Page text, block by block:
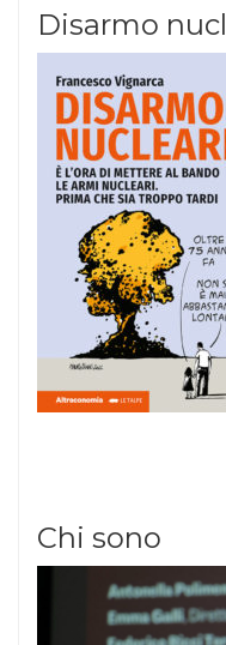
Disarmo
Chi sono